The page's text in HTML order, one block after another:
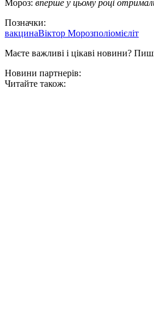
Мороз: вперше у цьому році
Позначки:
вакцинаВіктор Морозполіомієліт
Маєте важливі і цікаві новини?
Новини партнерів:
Читайте також: